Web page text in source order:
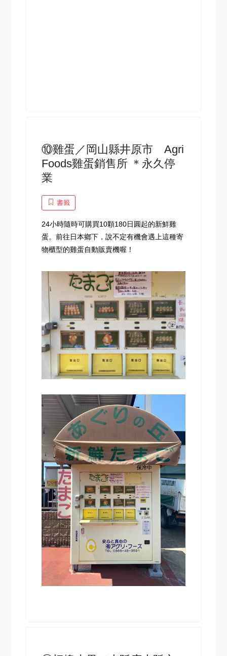
⑩雞蛋／岡山縣井原市 Agri
Foods雞蛋銷售所 ＊永久停
業
書籤
24小時隨時可購買10顆180日圓起的新鮮雞
蛋。前往日本鄉下，說不定有機會遇上這種寄
物櫃型的雞蛋自動販賣機喔！